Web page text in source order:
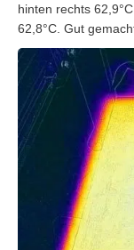
hinten rechts
62,8°C. Gut